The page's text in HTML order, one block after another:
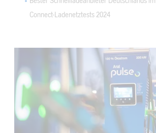
Connect-Ladenetztests 2024